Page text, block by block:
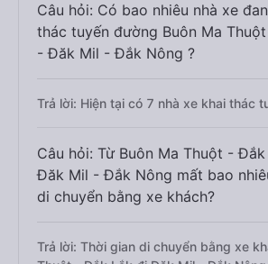
Câu hỏi: Có bao nhiêu nhà xe
thác tuyến đường Buôn Ma
- Đăk Mil - Đắk Nông ?
Trả lời: Hiện tại có 7 nhà xe khai thác
Câu hỏi: Từ Buôn Ma Thuột -
Đăk Mil - Đắk Nông mất bao
di chuyển bằng xe khách?
Trả lời: Thời gian di chuyển bằng xe